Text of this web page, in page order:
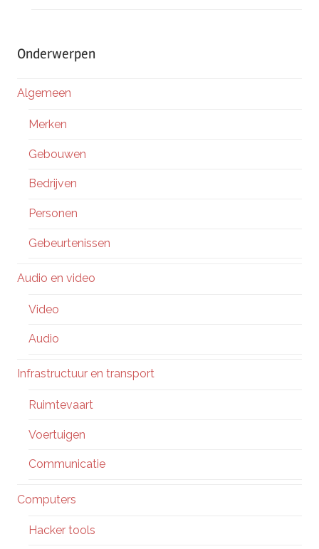
Onderwerpen
Algemeen
Merken
Gebouwen
Bedrijven
Personen
Gebeurtenissen
Audio en video
Video
Audio
Infrastructuur en transport
Ruimtevaart
Voertuigen
Communicatie
Computers
Hacker tools